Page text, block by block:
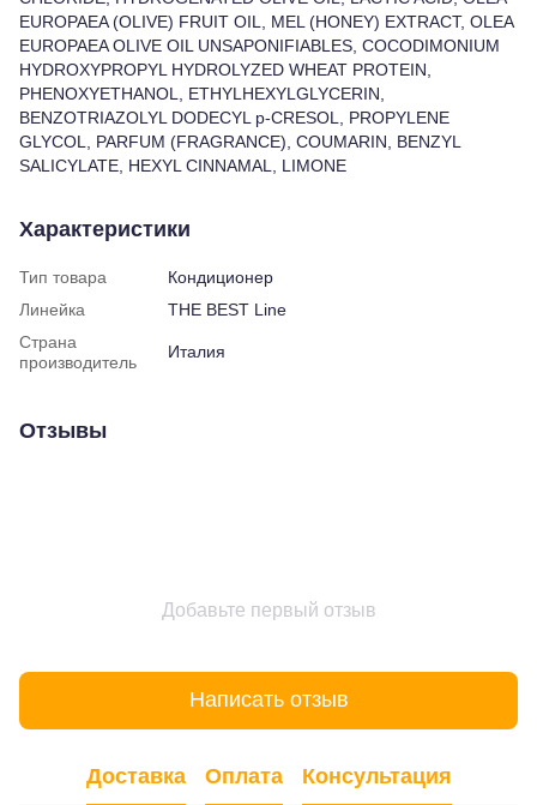
EUROPAEA (OLIVE) FRUIT OIL, MEL (HONEY) EXTRACT, OLEA
EUROPAEA OLIVE OIL UNSAPONIFIABLES, COCODIMONIUM
HYDROXYPROPYL HYDROLYZED WHEAT PROTEIN,
PHENOXYETHANOL, ETHYLHEXYLGLYCERIN,
BENZOTRIAZOLYL DODECYL p-CRESOL, PROPYLENE
GLYCOL, PARFUM (FRAGRANCE), COUMARIN, BENZYL
SALICYLATE, HEXYL CINNAMAL, LIMONE
Характеристики
Тип товара
Кондиционер
Линейка
THE BEST Line
Страна
производитель
Италия
Отзывы
Добавьте первый отзыв
Написать отзыв
Доставка Оплата Консультация